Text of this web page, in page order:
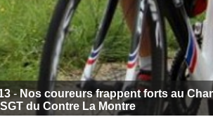
- Nos coureurs frappent forts au
du Contre La Montre